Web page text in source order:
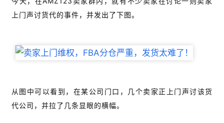
上门声讨货代的事件，并发出了下图。
从图中可以看到，在某公司门口，几个卖家正上门声讨该货
代公司，并拉了几条显眼的横幅。